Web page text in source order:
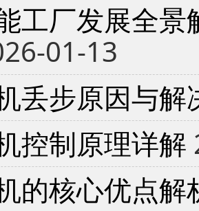
工厂发展全
01-13
丢步原因与解
控制原理详解
的核心优点解